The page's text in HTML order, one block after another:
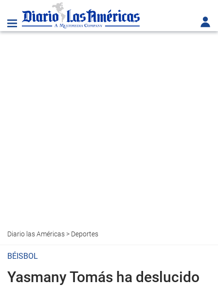
Diario las Américas> Deportes
BÉISBOL
Yasmany Tomás ha deslucido